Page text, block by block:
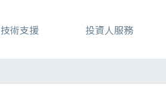
技術支援 投資人服務